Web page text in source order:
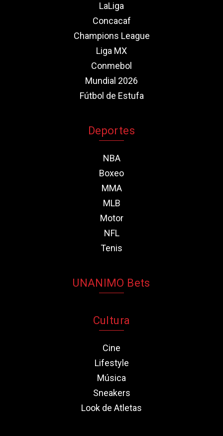
LaLiga
Concacaf
Champions League
Liga MX
Conmebol
Mundial 2026
Fútbol de Estufa
Deportes
NBA
Boxeo
MMA
MLB
Motor
NFL
Tenis
UNANIMO Bets
Cultura
Cine
Lifestyle
Música
Sneakers
Look de Atletas